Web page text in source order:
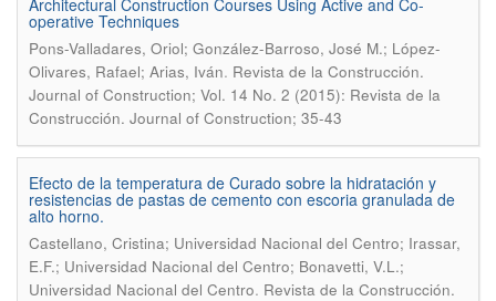
Architectural Construction Courses Using Active and Co-
operative Techniques
Pons-Valladares, Oriol; González-Barroso, José M.; López-
Olivares, Rafael; Arias, Iván. Revista de la Construcción.
Journal of Construction; Vol. 14 No. 2 (2015): Revista de la
Construcción. Journal of Construction; 35-43
Efecto de la temperatura de Curado sobre la hidratación y
resistencias de pastas de cemento con escoria granulada de
alto horno.
Castellano, Cristina; Universidad Nacional del Centro; Irassar,
E.F.; Universidad Nacional del Centro; Bonavetti, V.L.;
Universidad Nacional del Centro. Revista de la Construcción.